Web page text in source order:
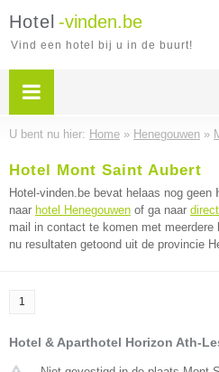
Hotel -vinden.be
Vind een hotel bij u in de buurt!
U bent nu hier: Home » Henegouwen »
Hotel Mont Saint Aubert
Hotel-vinden.be bevat helaas nog geen
naar hotel Henegouwen of ga naar
mail in contact te komen met meerdere
nu resultaten getoond uit de provincie
1
Hotel & Aparthotel Horizon Ath-